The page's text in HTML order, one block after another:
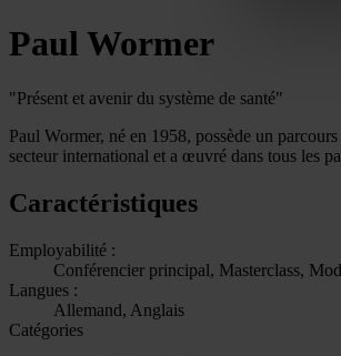
Paul Wormer
"Présent et avenir du système de santé"
Paul Wormer, né en 1958, possède un
secteur international et a œuvré dans tous les
Caractéristiques
Employabilité :
Conférencier principal, Masterclass,
Langues :
Allemand, Anglais
Catégories